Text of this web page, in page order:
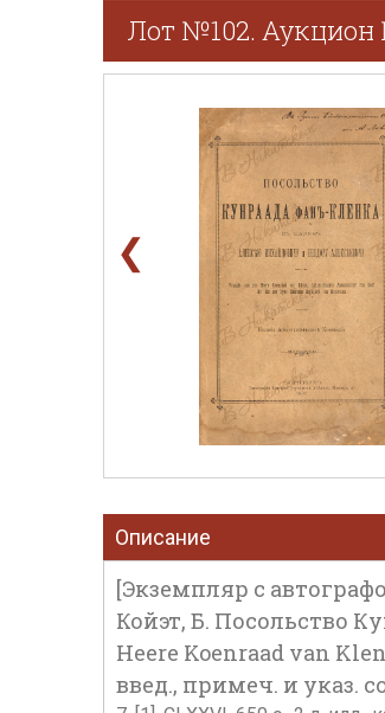
Лот №102. Аукцион
❮
Описание
[Экземпляр с
Койэт, Б. Посольство
Heere Koenraad van
введ., примеч. и указ.